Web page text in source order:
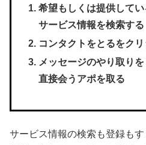
希望もしくは提供してい
サービス情報を検索する
コンタクトをとるをクリ
メッセージのやり取りを
直接会うアポを取る
サービス情報の検索も登録もす